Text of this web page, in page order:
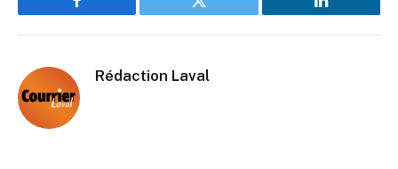
Facebook Twitter LinkedIn
Rédaction Laval